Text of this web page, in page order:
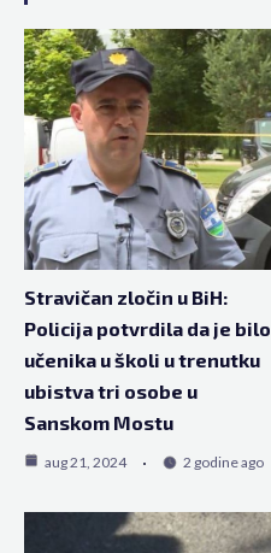
Stravičan zločin u BiH:
Policija potvrdila da je bilo
učenika u školi u trenutku
ubistva tri osobe u
Sanskom Mostu
aug 21, 2024 2 godine ago